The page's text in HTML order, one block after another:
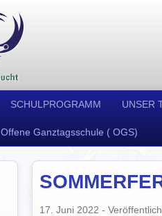
SCHULPROGRAMM UNSER
Offene Ganztagsschule ( OGS)
17. Juni 2022 -